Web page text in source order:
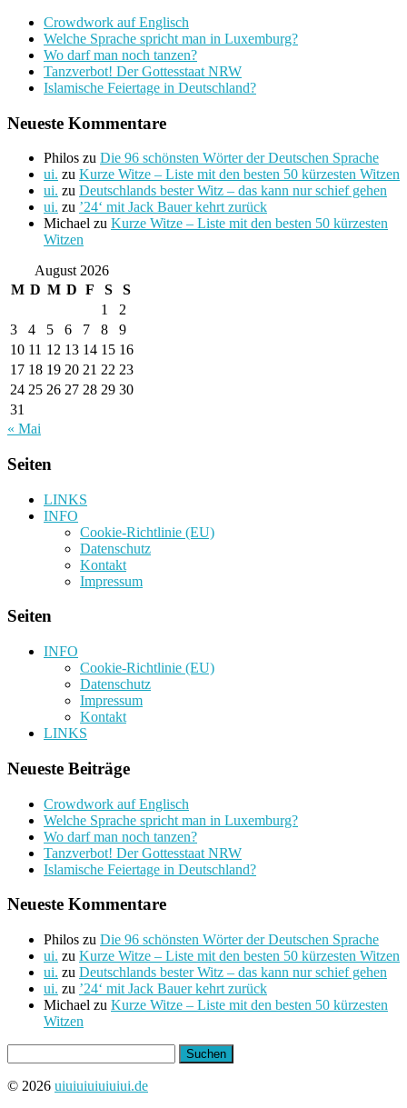
Crowdwork auf Englisch
Welche Sprache spricht man in Luxemburg?
Wo darf man noch tanzen?
Tanzverbot! Der Gottesstaat NRW
Islamische Feiertage in Deutschland?
Neueste Kommentare
Philos zu Die 96 schönsten Wörter der Deutschen Sprache
ui. zu Kurze Witze – Liste mit den besten 50 kürzesten Witzen
ui. zu Deutschlands bester Witz – das kann nur schief gehen
ui. zu ’24‘ mit Jack Bauer kehrt zurück
Michael zu Kurze Witze – Liste mit den besten 50 kürzesten
Witzen
August 2026
M D M D F S
S
1
2
3
4 5 6 7 8
9
10 11 12 13 14 15 16
17 18 19 20 21 22 23
24 25 26 27 28 29 30
31
« Mai
Seiten
LINKS
INFO
Cookie-Richtlinie (EU)
Datenschutz
Kontakt
Impressum
Seiten
INFO
Cookie-Richtlinie (EU)
Datenschutz
Impressum
Kontakt
LINKS
Neueste Beiträge
Crowdwork auf Englisch
Welche Sprache spricht man in Luxemburg?
Wo darf man noch tanzen?
Tanzverbot! Der Gottesstaat NRW
Islamische Feiertage in Deutschland?
Neueste Kommentare
Philos zu Die 96 schönsten Wörter der Deutschen Sprache
ui. zu Kurze Witze – Liste mit den besten 50 kürzesten Witzen
ui. zu Deutschlands bester Witz – das kann nur schief gehen
ui. zu ’24‘ mit Jack Bauer kehrt zurück
Michael zu Kurze Witze – Liste mit den besten 50 kürzesten
Witzen
nach:
© 2026 uiuiuiuiuiuiui.de